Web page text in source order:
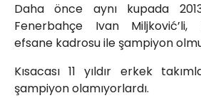
Daha önce aynı kupada
Fenerbahçe Ivan Miljković’li,
efsane kadrosu ile şampiyon
Kısacası 11 yıldır erkek
şampiyon olamıyorlardı.